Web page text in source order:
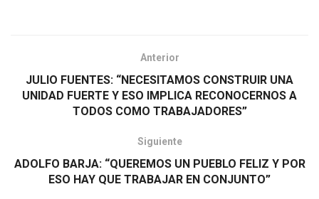
Anterior
JULIO FUENTES: “NECESITAMOS CONSTRUIR UNA
UNIDAD FUERTE Y ESO IMPLICA RECONOCERNOS A
TODOS COMO TRABAJADORES”
Siguiente
ADOLFO BARJA: “QUEREMOS UN PUEBLO FELIZ Y POR
ESO HAY QUE TRABAJAR EN CONJUNTO”